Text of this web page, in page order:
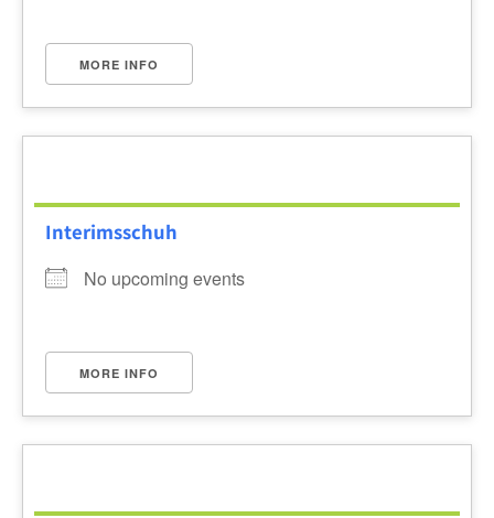
MORE INFO
Interimsschuh
No upcoming events
MORE INFO